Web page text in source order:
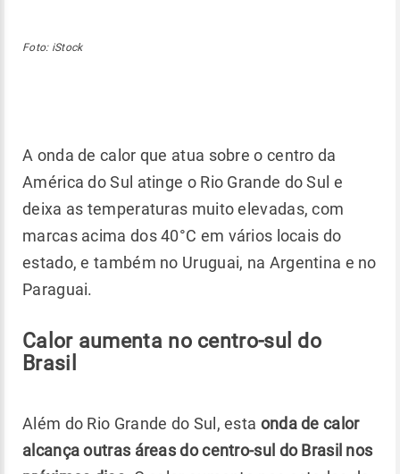
Foto: iStock
A onda de calor que atua sobre o centro da
América do Sul atinge o Rio Grande do Sul e
deixa as temperaturas muito elevadas, com
marcas acima dos 40°C em vários locais do
estado, e também no Uruguai, na Argentina e no
Paraguai.
Calor aumenta no centro-sul do
Brasil
Além do Rio Grande do Sul, esta onda de calor
alcança outras áreas do centro-sul do Brasil nos